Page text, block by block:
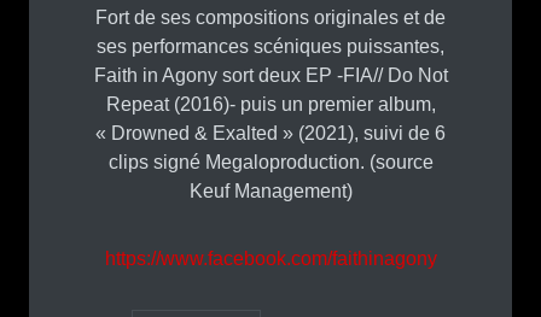
Fort de ses compositions originales et de
ses performances scéniques puissantes,
Faith in Agony sort deux EP -FIA// Do Not
Repeat (2016)- puis un premier album,
« Drowned & Exalted » (2021), suivi de 6
clips signé Megaloproduction. (source
Keuf Management)
https://www.facebook.com/faithinagony